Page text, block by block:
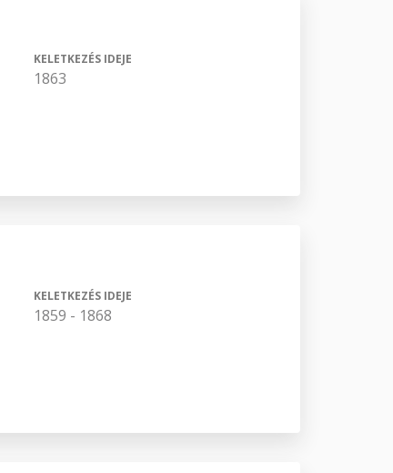
KELETKEZÉS IDEJE
1863
KELETKEZÉS IDEJE
1859 - 1868